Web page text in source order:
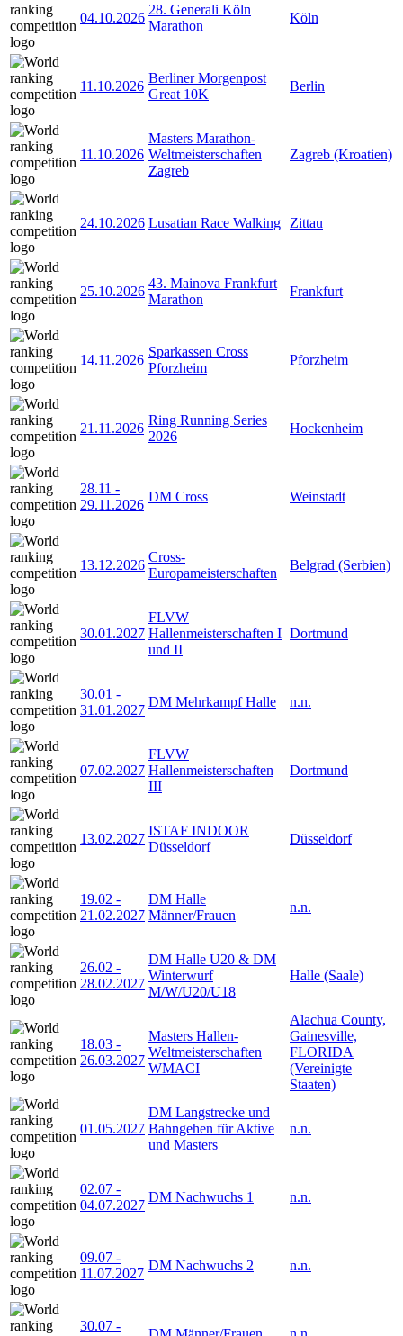
04.10.2026
28. Generali Köln
Marathon
Köln
11.10.2026
Berliner Morgenpost
Great 10K
Berlin
11.10.2026
Masters Marathon-
Weltmeisterschaften
Zagreb
Zagreb (Kroatien)
24.10.2026 Lusatian Race Walking Zittau
25.10.2026
43. Mainova Frankfurt
Marathon
Frankfurt
14.11.2026
Sparkassen Cross
Pforzheim
Pforzheim
21.11.2026
Ring Running Series
2026
Hockenheim
28.11 -
29.11.2026
DM Cross Weinstadt
13.12.2026
Cross-
Europameisterschaften
Belgrad (Serbien)
30.01.2027
FLVW
Hallenmeisterschaften I
und II
Dortmund
30.01 -
31.01.2027
DM Mehrkampf Halle n.n.
07.02.2027
FLVW
Hallenmeisterschaften
III
Dortmund
13.02.2027
ISTAF INDOOR
Düsseldorf
Düsseldorf
19.02 -
21.02.2027
DM Halle
Männer/Frauen
n.n.
26.02 -
28.02.2027
DM Halle U20 & DM
Winterwurf
M/W/U20/U18
Halle (Saale)
18.03 -
26.03.2027
Masters Hallen-
Weltmeisterschaften
WMACI
Alachua County,
Gainesville,
FLORIDA
(Vereinigte
Staaten)
01.05.2027
DM Langstrecke und
Bahngehen für Aktive
und Masters
n.n.
02.07 -
04.07.2027
DM Nachwuchs 1 n.n.
09.07 -
11.07.2027
DM Nachwuchs 2 n.n.
30.07 -